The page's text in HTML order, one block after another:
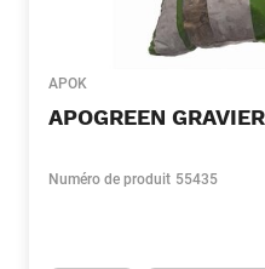
APOK
APOGREEN
Numéro de produit 55435